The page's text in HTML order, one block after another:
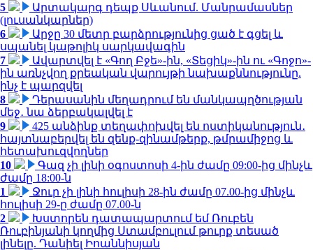
5
Արտակարգ դեպք Սևանում. Մանրամասներ
(լուսանկարներ)
6
Արջը 30 մետր բարձրությունից ցած է գցել և
սպանել կաթոլիկ սարկավագին
7
Ավարտվել է «Գող Բջե»-ին, «Տեցիկ»-ին ու «Գոջո»-
ին առնչվող քրեական վարույթի նախաքննությունը.
ինչ է պարզվել
8
Դերասանին մեղադրում են մանկապղծության
մեջ․ նա ձերբակալվել է
9
425 անձինք տեղափոխվել են ոստիկանություն․
հայտնաբերվել են զենք-զինամթերք, թմրամիջոց և
հետախուզվողներ
10
Գազ չի լինի օգոստոսի 4-ին ժամը 09:00-ից մինչև
ժամը 18:00-ն
1
Ջուր չի լինի հուլիսի 28-ին ժամը 07.00-ից մինչև
հուլիսի 29-ը ժամը 07.00-ն
2
Խստորեն դատապարտում եմ Ռուբեն
Ռուբինյանի կողմից Ստամբուլում թուրք տեսած
լինելը. Դանիել Իոաննիսյան